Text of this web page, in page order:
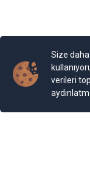
Yenigun
Size
verileri